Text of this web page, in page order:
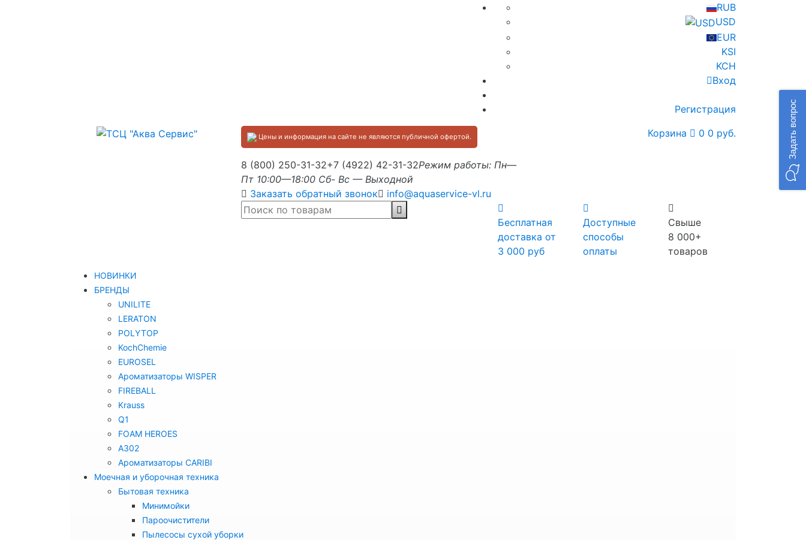
RUB
USD
EUR
KSI
KCH
Вход
Регистрация
Цены и информация на сайте не являются публичной офертой.
8 (800) 250-31-32+7 (4922) 42-31-32Режим работы: Пн—
Пт 10:00—18:00 Сб- Вс — Выходной
Заказать обратный звонок
info@aquaservice-vl.ru
Корзина 0 0 руб.
Бесплатная
доставка от
3 000 руб
Доступные
способы
оплаты
Свыше
8 000+
товаров
НОВИНКИ
БРЕНДЫ
UNILITE
LERATON
POLYTOP
KochChemie
EUROSEL
Ароматизаторы WISPER
FIREBALL
Krauss
Q1
FOAM HEROES
A302
Ароматизаторы CARIBI
Моечная и уборочная техника
Бытовая техника
Минимойки
Пароочистители
Пылесосы сухой уборки
Задать вопрос